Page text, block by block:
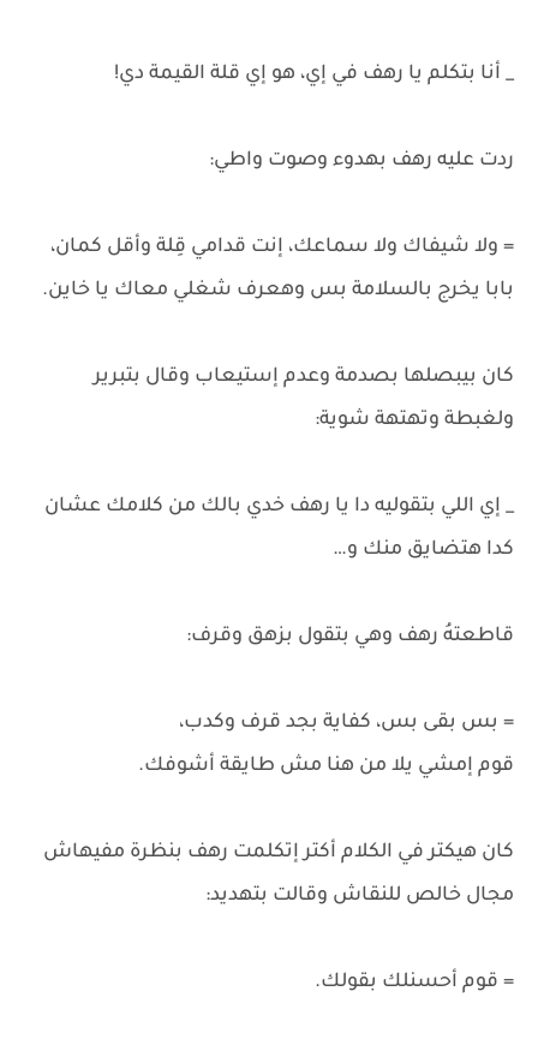
_ أنا بتكلم يا رهف في إي، هو إي قلة القيمة دي!
ردت عليه رهف بهدوء وصوت واطي:
= ولا شيفاك ولا سماعك، إنت قدامي قِلة وأقل كمان،
بابا يخرج بالسلامة بس وهعرف شغلي معاك يا خاين.
كان بيبصلها بصدمة وعدم إستيعاب وقال بتبرير
ولغبطة وتهتهة شوية:
_ إي اللي بتقوليه دا يا رهف خدي بالك من كلامك عشان
كدا هتضايق منك و…
قاطعتهُ رهف وهي بتقول بزهق وقرف:
= بس بقى بس، كفاية بجد قرف وكدب،
قوم إمشي يلا من هنا مش طايقة أشوفك.
كان هيكتر في الكلام أكتر إتكلمت رهف بنظرة مفيهاش
مجال خالص للنقاش وقالت بتهديد:
= قوم أحسنلك بقولك.